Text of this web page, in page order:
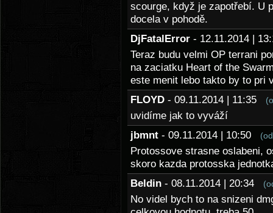
scourge, když je zapotřebí. U
docela v pohodě.
DjFatalError - 12.11.2014 |
Teraz budu velmi OP terrani
na zaciatku Heart of the
este menit lebo takto by to pri
FLOYD - 09.11.2014 | 11:35
uvidíme jak to vyváží
jbmnt - 09.11.2014 | 10:50
Protossove strasne oslabeni,
skoro kazda protosska
Beldin - 08.11.2014 | 20:34
No videl bych to na snizeni